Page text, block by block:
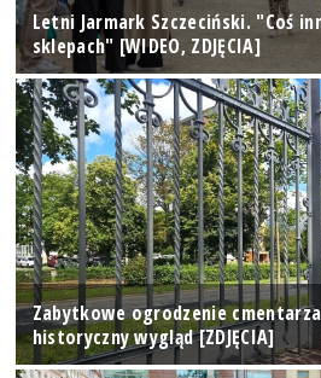
Letni Jarmark Szczeciński. "Coś
sklepach" [WIDEO, ZDJĘCIA]
Zabytkowe ogrodzenie
historyczny wygląd [ZDJĘCIA]